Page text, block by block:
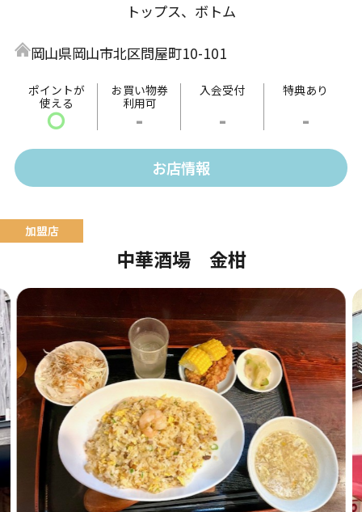
トップス、ボトム
岡山県岡山市北区問屋町10-101
ポイントが
使える
〇
お買い物券
利用可
-
入会受付
-
特典あり
-
お店情報
中華酒場 金柑